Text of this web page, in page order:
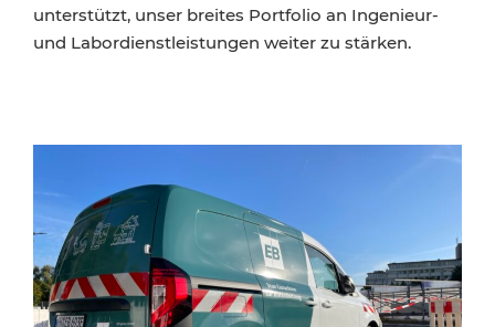
unterstützt, unser breites Portfolio an Ingenieur-
und Labordienstleistungen weiter zu stärken.